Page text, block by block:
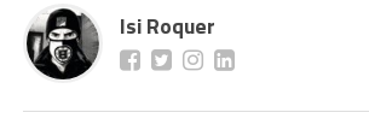
Isi Roquer